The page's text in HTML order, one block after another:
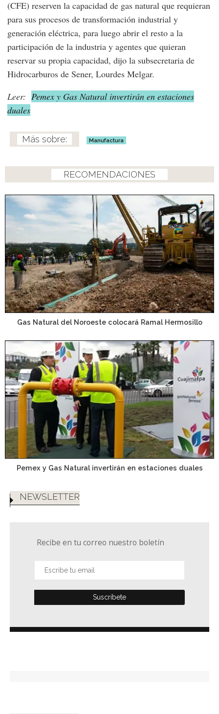
(CFE) reserven la capacidad de gas natural que requieran
para sus procesos de transformación industrial y
generación eléctrica, para luego abrir el resto a la
participación de la industria y agentes que quieran
reservar su propia capacidad, dijo la subsecretaria de
Hidrocarburos de Sener, Lourdes Melgar.
Leer: Pemex y Gas Natural invertirán en estaciones
duales
Manufactura
RECOMENDACIONES
Gas Natural del Noroeste colocará Ramal Hermosillo
Pemex y Gas Natural invertirán en estaciones duales
NEWSLETTER
Recibe en tu correo nuestro boletín